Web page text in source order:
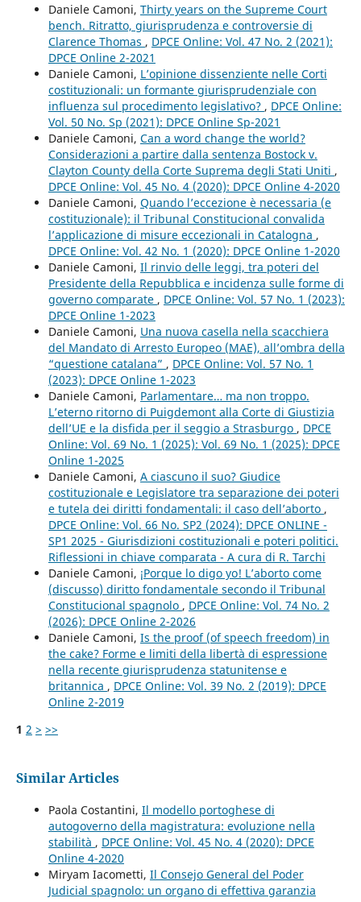
Daniele Camoni, Thirty years on the Supreme Court
bench. Ritratto, giurisprudenza e controversie di
Clarence Thomas , DPCE Online: Vol. 47 No. 2 (2021):
DPCE Online 2-2021
Daniele Camoni, L’opinione dissenziente nelle Corti
costituzionali: un formante giurisprudenziale con
influenza sul procedimento legislativo? , DPCE Online:
Vol. 50 No. Sp (2021): DPCE Online Sp-2021
Daniele Camoni, Can a word change the world?
Considerazioni a partire dalla sentenza Bostock v.
Clayton County della Corte Suprema degli Stati Uniti ,
DPCE Online: Vol. 45 No. 4 (2020): DPCE Online 4-2020
Daniele Camoni, Quando l’eccezione è necessaria (e
costituzionale): il Tribunal Constitucional convalida
l’applicazione di misure eccezionali in Catalogna ,
DPCE Online: Vol. 42 No. 1 (2020): DPCE Online 1-2020
Daniele Camoni, Il rinvio delle leggi, tra poteri del
Presidente della Repubblica e incidenza sulle forme di
governo comparate , DPCE Online: Vol. 57 No. 1 (2023):
DPCE Online 1-2023
Daniele Camoni, Una nuova casella nella scacchiera
del Mandato di Arresto Europeo (MAE), all’ombra della
“questione catalana” , DPCE Online: Vol. 57 No. 1
(2023): DPCE Online 1-2023
Daniele Camoni, Parlamentare… ma non troppo.
L’eterno ritorno di Puigdemont alla Corte di Giustizia
dell’UE e la disfida per il seggio a Strasburgo , DPCE
Online: Vol. 69 No. 1 (2025): Vol. 69 No. 1 (2025): DPCE
Online 1-2025
Daniele Camoni, A ciascuno il suo? Giudice
costituzionale e Legislatore tra separazione dei poteri
e tutela dei diritti fondamentali: il caso dell’aborto ,
DPCE Online: Vol. 66 No. SP2 (2024): DPCE ONLINE -
SP1 2025 - Giurisdizioni costituzionali e poteri politici.
Riflessioni in chiave comparata - A cura di R. Tarchi
Daniele Camoni, ¡Porque lo digo yo! L’aborto come
(discusso) diritto fondamentale secondo il Tribunal
Constitucional spagnolo , DPCE Online: Vol. 74 No. 2
(2026): DPCE Online 2-2026
Daniele Camoni, Is the proof (of speech freedom) in
the cake? Forme e limiti della libertà di espressione
nella recente giurisprudenza statunitense e
britannica , DPCE Online: Vol. 39 No. 2 (2019): DPCE
Online 2-2019
1 2 > >>
Similar Articles
Paola Costantini, Il modello portoghese di
autogoverno della magistratura: evoluzione nella
stabilità , DPCE Online: Vol. 45 No. 4 (2020): DPCE
Online 4-2020
Miryam Iacometti, Il Consejo General del Poder
Judicial spagnolo: un organo di effettiva garanzia